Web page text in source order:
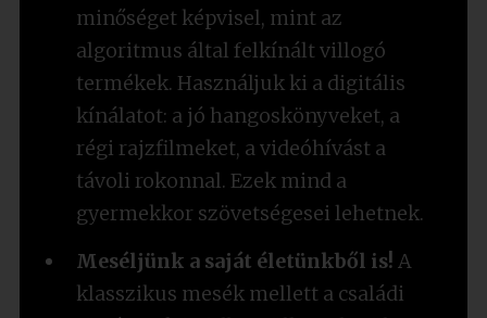
minőséget képvisel, mint az
algoritmus által felkínált villogó
termékek. Használjuk ki a digitális
kínálatot: a jó hangoskönyveket, a
régi rajzfilmeket, a videóhívást a
távoli rokonnal. Ezek mind a
gyermekkor szövetségesei lehetnek.
Meséljünk a saját életünkből is!A
klasszikus mesék mellett a családi